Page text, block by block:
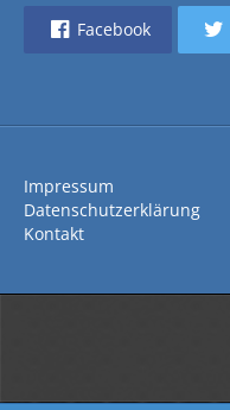
Facebook
Impressum
Datenschutzerklärung
Kontakt